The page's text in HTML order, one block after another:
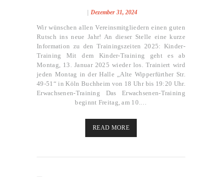
Dezember 31, 2024
Wir wünschen allen Vereinsmitgliedern einen guten
Rutsch ins neue Jahr! An dieser Stelle eine kurze
Information zu den Trainingszeiten 2025: Kinder-
Training Mit dem Kinder-Training geht es ab
Montag, 13. Januar 2025 wieder los. Trainiert wird
jeden Montag in der Halle „Alte Wipperfürther Str.
49-51“ in Köln Buchheim von 18 Uhr bis 19:20 Uhr.
Erwachsenen-Training Das Erwachsenen-Training
beginnt Freitag, am 10.…
READ MORE